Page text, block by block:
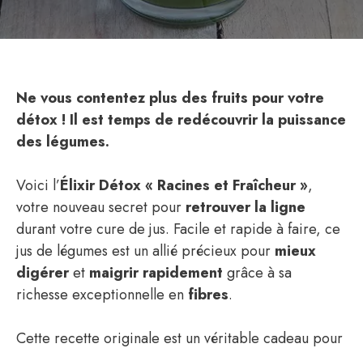
Ne vous contentez plus des fruits pour votre
détox ! Il est temps de redécouvrir la puissance
des légumes.
Voici l’Élixir Détox « Racines et Fraîcheur »,
votre nouveau secret pour retrouver la ligne
durant votre cure de jus. Facile et rapide à faire, ce
jus de légumes est un allié précieux pour mieux
digéreret maigrir rapidement grâce à sa
richesse exceptionnelle en fibres.
Cette recette originale est un véritable cadeau pour